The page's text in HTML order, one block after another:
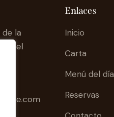
la
Hotel
Enlaces
Inicio
Carta
Menú del día
Reservas